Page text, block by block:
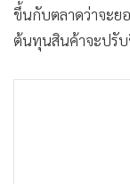
ขึ้นกับตลาดว่าจะย
ต้นทุนสินค้าจะปรั